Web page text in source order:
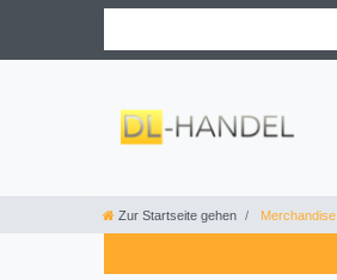
Zur Startseite gehen Merchandise